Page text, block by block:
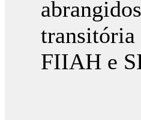
transitória
FIIAH e